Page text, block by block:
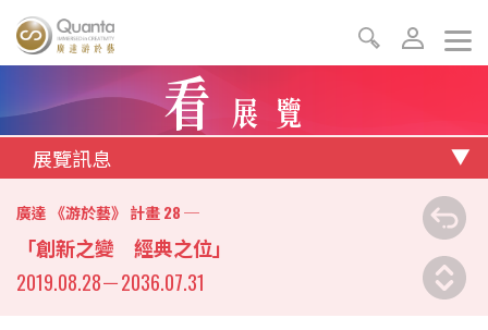
看 展覽
展覽訊息
廣達 《游於藝》 計畫 28 ─
「創新之變 經典之位」
2019.08.28－2036.07.31